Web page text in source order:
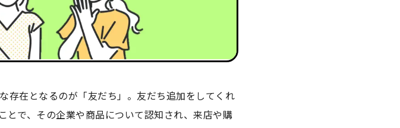
存在となるのが「友だち」。友だち追加をしてくれ
とで、その企業や商品について認知され、来店や購